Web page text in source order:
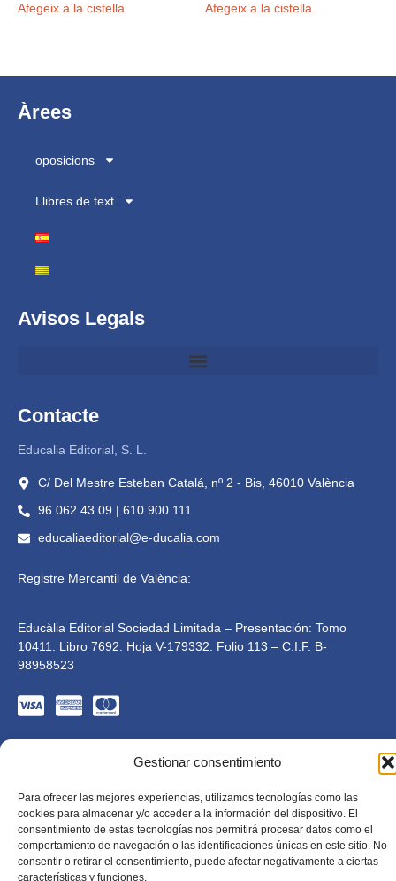
Gestionar consentimiento
Para ofrecer las mejores experiencias, utilizamos tecnologías como las
cookies para almacenar y/o acceder a la información del dispositivo. El
consentimiento de estas tecnologías nos permitirá procesar datos como el
comportamiento de navegación o las identificaciones únicas en este sitio. No
consentir o retirar el consentimiento, puede afectar negativamente a ciertas
características y funciones.
Afegeix a la cistella Afegeix a la cistella
Àrees
oposicions
Llibres de text
Avisos Legals
Contacte
Educalia Editorial, S. L.
C/ Del Mestre Esteban Catalá, nº 2 - Bis, 46010 València
96 062 43 09 | 610 900 111
educaliaeditorial@e-ducalia.com
Registre Mercantil de València:
Educàlia Editorial Sociedad Limitada – Presentación: Tomo
10411. Libro 7692. Hoja V-179332. Folio 113 – C.I.F. B-
98958523
Educàlia Editorial S.L. està adaptada en compliment de la LSSI-
CE, RGPD i LOPD. 2023 . Tots els drets reservats
Dissenyat per Mkolid